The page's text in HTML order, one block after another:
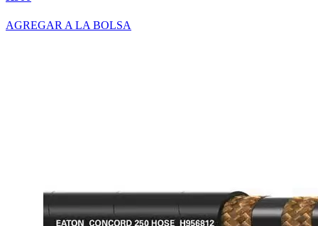
AGREGAR A LA BOLSA